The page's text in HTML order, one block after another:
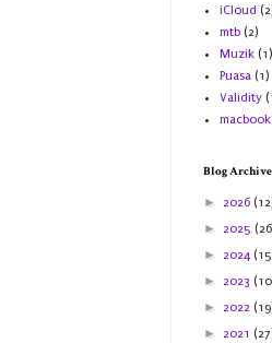
iCloud
mtb (2)
Muzik (1)
Puasa (1)
Validity
macbook
Blog Archive
►
2026
► 2025
► 2024
► 2023
► 2022
► 2021